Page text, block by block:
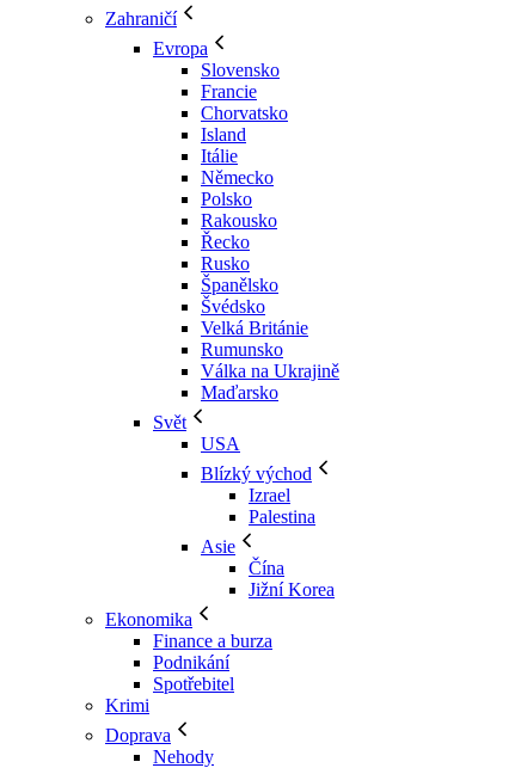
Zahraničí
Evropa
Slovensko
Francie
Chorvatsko
Island
Itálie
Německo
Polsko
Rakousko
Řecko
Rusko
Španělsko
Švédsko
Velká Británie
Rumunsko
Válka na Ukrajině
Maďarsko
Svět
USA
Blízký východ
Izrael
Palestina
Asie
Čína
Jižní Korea
Ekonomika
Finance a burza
Podnikání
Spotřebitel
Krimi
Doprava
Nehody